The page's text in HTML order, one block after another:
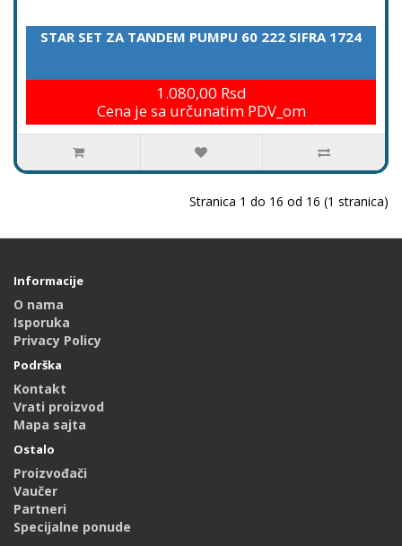
STAR SET ZA TANDEM PUMPU 60 222 SIFRA 1724
1.080,00 Rsd
Cena je sa určunatim PDV_om
Stranica 1 do 16 od 16 (1 stranica)
Informacije
O nama
Isporuka
Privacy Policy
Podrška
Kontakt
Vrati proizvod
Mapa sajta
Ostalo
Proizvođači
Vaučer
Partneri
Specijalne ponude